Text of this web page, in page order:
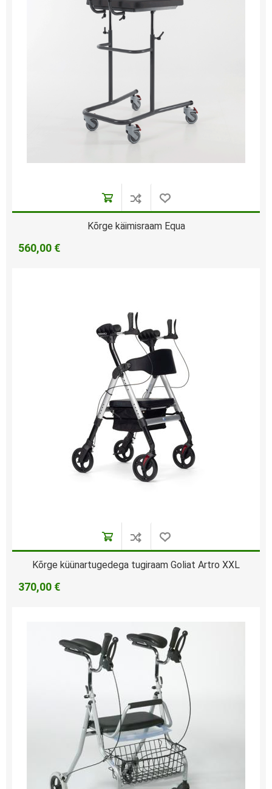
Kõrge käimisraam Equa
560,00 €
Kõrge küünartugedega tugiraam Goliat Artro XXL
370,00 €